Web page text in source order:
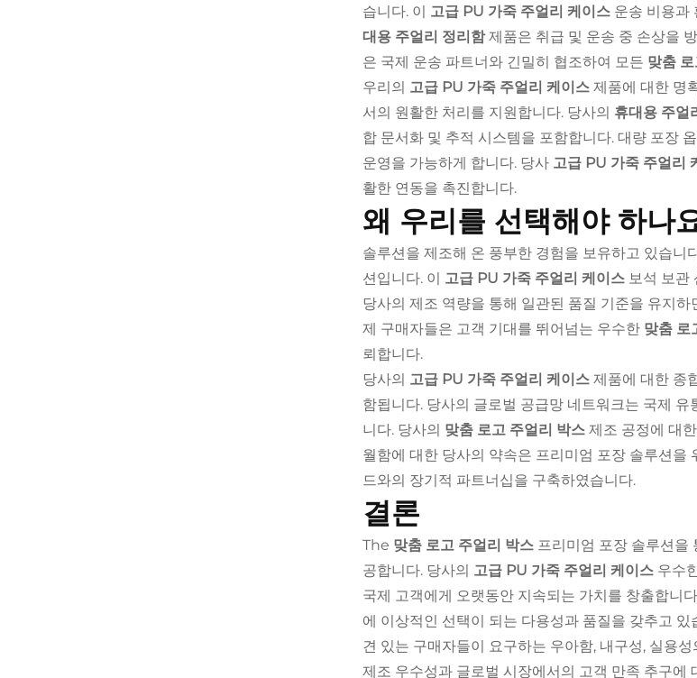
습니다. 이 고급 PU 가죽 주얼리 케이스 운송 비용과
대용 주얼리 정리함제품은 취급 및 운송 중 손상을
은 국제 운송 파트너와 긴밀히 협조하여 모든 맞춤
우리의 고급 PU 가죽 주얼리 케이스 제품에 대한 명
서의 원활한 처리를 지원합니다. 당사의 휴대용 주얼
합 문서화 및 추적 시스템을 포함합니다. 대량 포장
운영을 가능하게 합니다. 당사 고급 PU 가죽 주얼리
활한 연동을 촉진합니다.
왜 우리를 선택해야 하나
솔루션을 제조해 온 풍부한 경험을 보유하고 있습니
션입니다. 이 고급 PU 가죽 주얼리 케이스 보석 보관
당사의 제조 역량을 통해 일관된 품질 기준을 유지하
제 구매자들은 고객 기대를 뛰어넘는 우수한 맞춤 로
뢰합니다.
당사의 고급 PU 가죽 주얼리 케이스 제품에 대한 종
함됩니다. 당사의 글로벌 공급망 네트워크는 국제 유
니다. 당사의 맞춤 로고 주얼리 박스 제조 공정에 대
월함에 대한 당사의 약속은 프리미엄 포장 솔루션을
드와의 장기적 파트너십을 구축하였습니다.
결론
The 맞춤 로고 주얼리 박스 프리미엄 포장 솔루션을
공합니다. 당사의 고급 PU 가죽 주얼리 케이스 우수
국제 고객에게 오랫동안 지속되는 가치를 창출합니
에 이상적인 선택이 되는 다용성과 품질을 갖추고 있
견 있는 구매자들이 요구하는 우아함, 내구성, 실용
제조 우수성과 글로벌 시장에서의 고객 만족 추구에